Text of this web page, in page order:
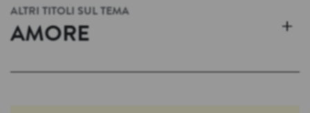
ALTRI TITOLI SUL TEMA
AMORE +